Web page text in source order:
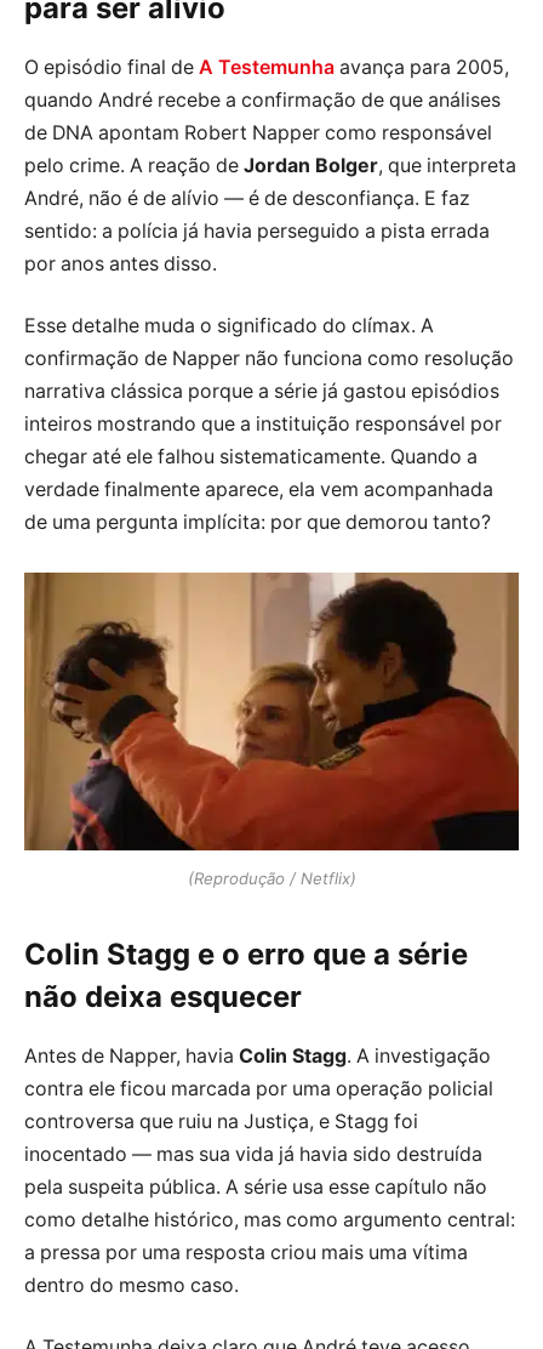
para ser alívio
O episódio final de A Testemunha avança para 2005,
quando André recebe a confirmação de que análises
de DNA apontam Robert Napper como responsável
pelo crime. A reação de Jordan Bolger, que interpreta
André, não é de alívio — é de desconfiança. E faz
sentido: a polícia já havia perseguido a pista errada
por anos antes disso.
Esse detalhe muda o significado do clímax. A
confirmação de Napper não funciona como resolução
narrativa clássica porque a série já gastou episódios
inteiros mostrando que a instituição responsável por
chegar até ele falhou sistematicamente. Quando a
verdade finalmente aparece, ela vem acompanhada
de uma pergunta implícita: por que demorou tanto?
(Reprodução / Netflix)
Colin Stagg e o erro que a série
não deixa esquecer
Antes de Napper, havia Colin Stagg. A investigação
contra ele ficou marcada por uma operação policial
controversa que ruiu na Justiça, e Stagg foi
inocentado — mas sua vida já havia sido destruída
pela suspeita pública. A série usa esse capítulo não
como detalhe histórico, mas como argumento central:
a pressa por uma resposta criou mais uma vítima
dentro do mesmo caso.